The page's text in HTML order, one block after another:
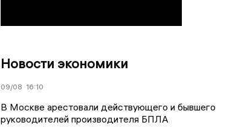
Новости экономики
09/08 16:10
В Москве арестовали действующего и бывшего
руководителей производителя БПЛА